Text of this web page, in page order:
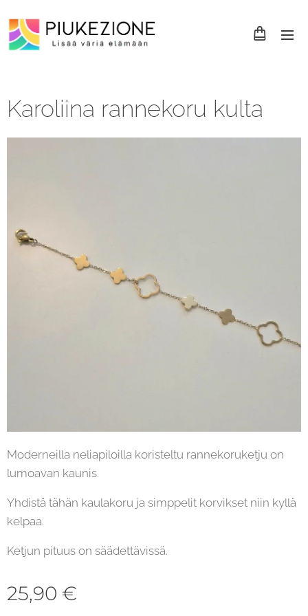
Karoliina rannekoru kulta
Moderneilla neliapiloilla koristeltu rannekoruketju on
lumoavan kaunis.
Yhdistä tähän kaulakoru ja simppelit korvikset niin kyllä
kelpaa.
Ketjun pituus on säädettävissä.
25,90 €